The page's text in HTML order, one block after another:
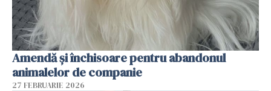
Amendă și închisoare pentru abandonul
animalelor de companie
27 FEBRUARIE 2026